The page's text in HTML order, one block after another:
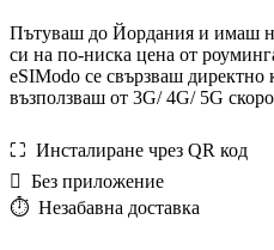
Пътуваш до Йордания и имаш
си на по-ниска цена от
eSIModo се свързваш
възползваш от 3G/ 4G/ 5G
⛶️️ Инсталиране чрез QR код
️ Без приложение
⏱️️ Незабавна доставка